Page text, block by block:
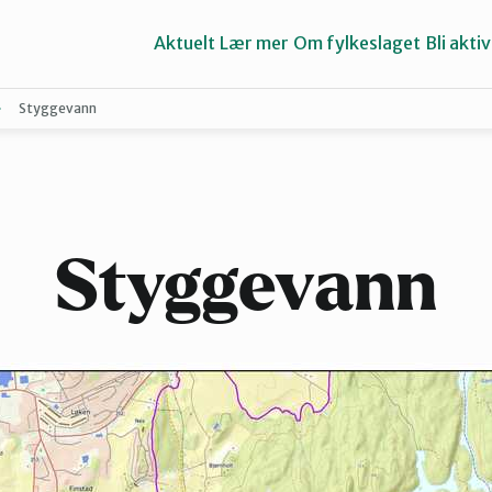
Groruddalen
Nes
Aktuelt Lær mer Om fylkeslaget Bli aktiv
Styggevann
Styggevann